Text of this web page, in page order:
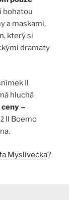
bohatou
a maskami,
který si
dramaty
Il
hluchá
–
Il Boemo
Myslivečka?